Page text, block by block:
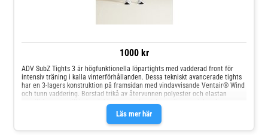
1000 kr
Läs mer här
ADV SubZ Tights 3 är högfunktionella löpartights med vadderad front för
intensiv träning i kalla vinterförhållanden. Dessa tekniskt avancerade tights
har en 3-lagers konstruktion på framsidan med vindavvisande Ventair® Wind
och tunn vaddering. Borstad trikå av återvunnen polyester och elastan
upptill fram, upptill bak och i benens nedre del ger värme och komfort. •
Vindavvisande Ventair® Wind-material och lätt vaddering på benens
framsida (3-lagers konstruktion) • Borstad trikå av återvunnen polyester och
elastan upptill fram, upptill bak och i benens nedre del • Bred, elastisk resår i